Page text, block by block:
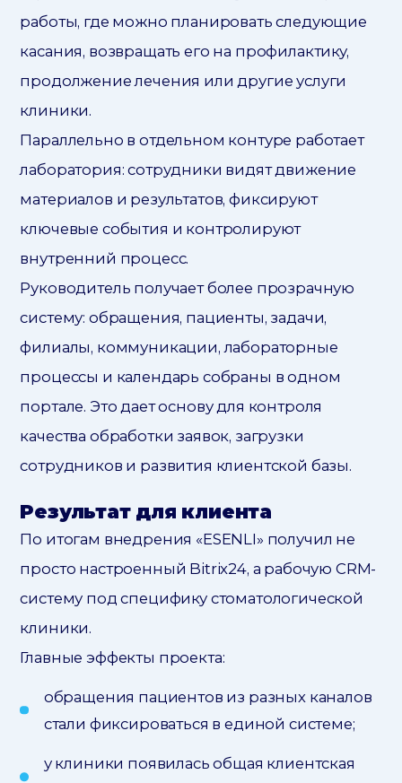
работы, где можно планировать следующие
касания, возвращать его на профилактику,
продолжение лечения или другие услуги
клиники.
Параллельно в отдельном контуре работает
лаборатория: сотрудники видят движение
материалов и результатов, фиксируют
ключевые события и контролируют
внутренний процесс.
Руководитель получает более прозрачную
систему: обращения, пациенты, задачи,
филиалы, коммуникации, лабораторные
процессы и календарь собраны в одном
портале. Это дает основу для контроля
качества обработки заявок, загрузки
сотрудников и развития клиентской базы.
Результат для клиента
По итогам внедрения «ESENLI» получил не
просто настроенный Bitrix24, а рабочую CRM-
систему под специфику стоматологической
клиники.
Главные эффекты проекта:
обращения пациентов из разных каналов
стали фиксироваться в единой системе;
у клиники появилась общая клиентская